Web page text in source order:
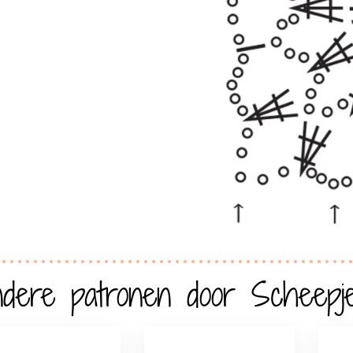
patronen door